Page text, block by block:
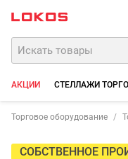
АКЦИИ СТЕЛЛАЖИ
Торговое оборудование
СОБСТВЕННОЕ